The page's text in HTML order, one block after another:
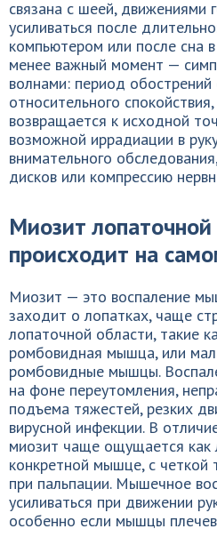
связана с шеей, движениями
усиливаться после
компьютером или после сна
менее важный момент —
волнами: период
относительного
возвращается к исходной
возможной иррадиации в
внимательного
дисков или компрессию
Миозит
происходит на
Миозит — это воспаление
заходит о лопатках, чаще
лопаточной области, такие
ромбовидная мышца, или
ромбовидные мышцы.
на фоне переутомления,
подъема тяжестей, резких
вирусной инфекции. В
миозит чаще ощущается как
конкретной мышце, с четкой
при пальпации. Мышечное
усиливаться при движении
особенно если мышцы